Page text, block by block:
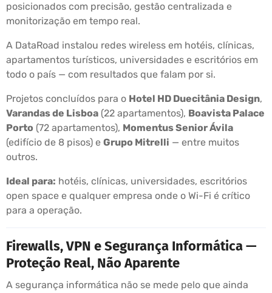
posicionados com precisão, gestão centralizada e
monitorização em tempo real.
A DataRoad instalou redes wireless em hotéis, clínicas,
apartamentos turísticos, universidades e escritórios em
todo o país — com resultados que falam por si.
Projetos concluídos para o Hotel HD Duecitânia Design,
Varandas de Lisboa (22 apartamentos), Boavista Palace
Porto (72 apartamentos), Momentus Senior Ávila
(edifício de 8 pisos) e Grupo Mitrelli — entre muitos
outros.
Ideal para: hotéis, clínicas, universidades, escritórios
open space e qualquer empresa onde o Wi-Fi é crítico
para a operação.
Firewalls, VPN e Segurança Informática —
Proteção Real, Não Aparente
A segurança informática não se mede pelo que ainda